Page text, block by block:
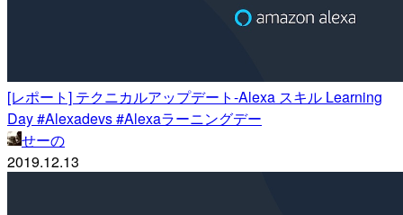
[レポート] テクニカルアップデート-Alexa スキル Learning
Day #Alexadevs #Alexaラーニングデー
せーの
2019.12.13